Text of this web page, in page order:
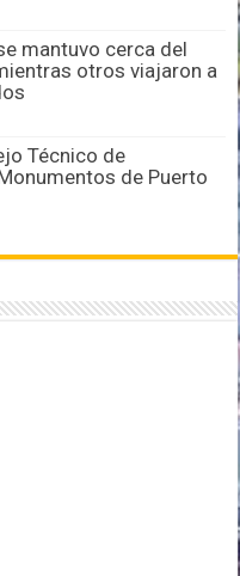
mantuvo cerca del
otros viajaron a
Técnico de
de Puerto